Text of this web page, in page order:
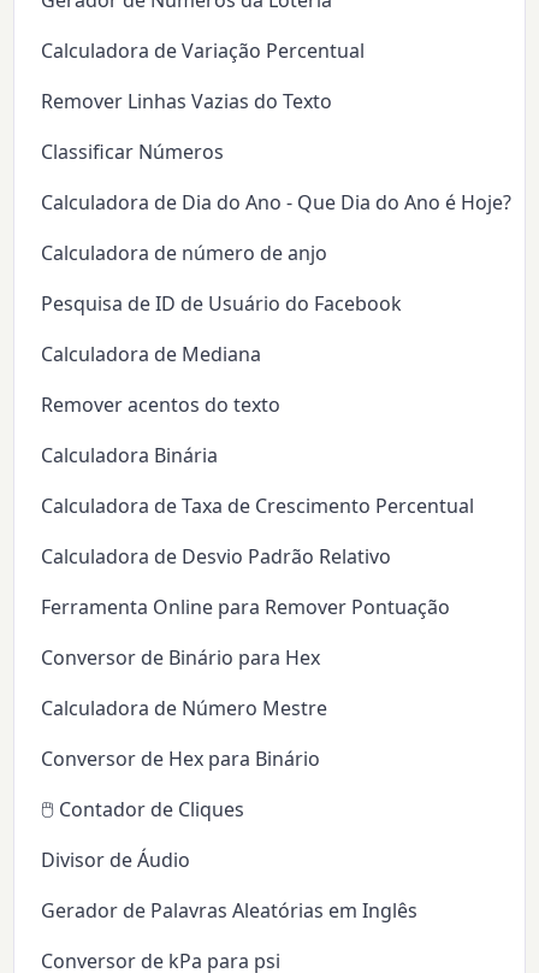
Calculadora de Variação Percentual
Remover Linhas Vazias do Texto
Classificar Números
Calculadora de Dia do Ano - Que Dia do Ano é Hoje?
Calculadora de número de anjo
Pesquisa de ID de Usuário do Facebook
Calculadora de Mediana
Remover acentos do texto
Calculadora Binária
Calculadora de Taxa de Crescimento Percentual
Calculadora de Desvio Padrão Relativo
Ferramenta Online para Remover Pontuação
Conversor de Binário para Hex
Calculadora de Número Mestre
Conversor de Hex para Binário
🖱️ Contador de Cliques
Divisor de Áudio
Gerador de Palavras Aleatórias em Inglês
Conversor de kPa para psi